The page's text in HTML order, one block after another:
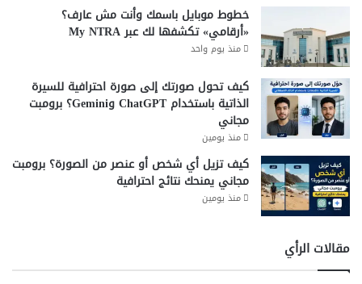
خطوط موبايل باسمك وأنت مش عارف؟
«أرقامي» تكشفها لك عبر My NTRA
منذ يوم واحد
كيف تحول صورتك إلى صورة احترافية للسيرة
الذاتية باستخدام ChatGPT وGemini؟ برومبت
مجاني
منذ يومين
كيف تزيل أي شخص أو عنصر من الصورة؟ برومبت
مجاني يمنحك نتائج احترافية
منذ يومين
مقالات الرأي